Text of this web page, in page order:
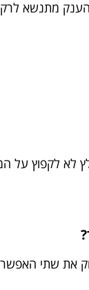
הענק מתנשא
לקפוץ על
את שתי